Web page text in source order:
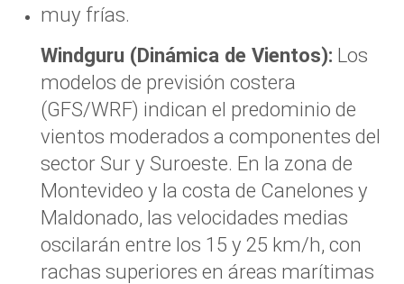
muy frías.
Windguru (Dinámica de Vientos): Los
modelos de previsión costera
(GFS/WRF) indican el predominio de
vientos moderados a componentes del
sector Sur y Suroeste. En la zona de
Montevideo y la costa de Canelones y
Maldonado, las velocidades medias
oscilarán entre los 15 y 25 km/h, con
rachas superiores en áreas marítimas